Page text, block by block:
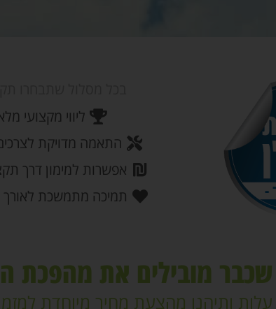
ליווי מקצועי
התאמה מדויקת
אפשרות למימון דרך
תמיכה מתמשכת לאורך
מובילים את מהפכת
ותיהנו מהצעת מחיר מיוחדת